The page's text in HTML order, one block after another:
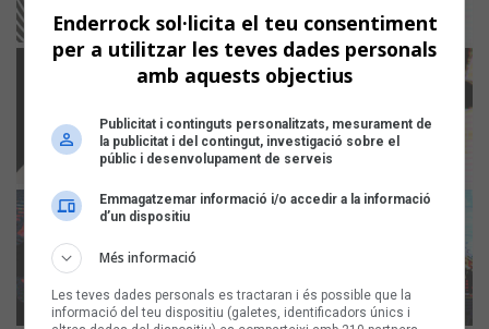
Enderrock sol·licita el teu consentiment
per a utilitzar les teves dades personals
amb aquests objectius
Publicitat i continguts personalitzats, mesurament de
la publicitat i del contingut, investigació sobre el
públic i desenvolupament de serveis
Emmagatzemar informació i/o accedir a la informació
d’un dispositiu
Més informació
Les teves dades personals es tractaran i és possible que la
informació del teu dispositiu (galetes, identificadors únics i